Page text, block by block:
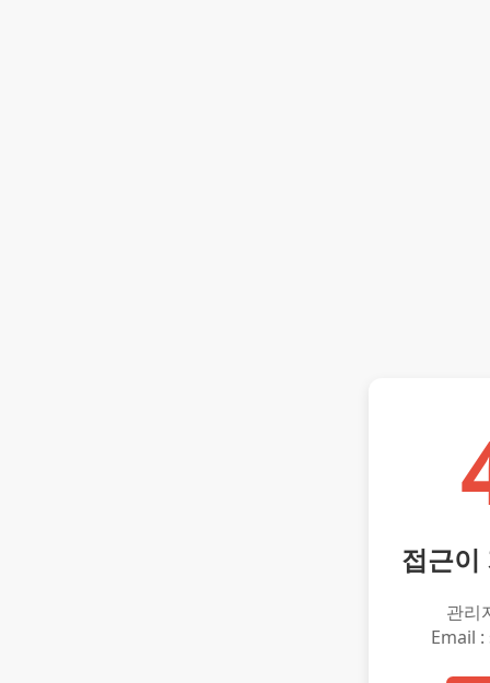
접근이
관리
Email